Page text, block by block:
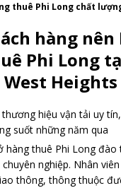
thuê Phi Long chất
hàng nên
Phi Long
Heights
thương hiệu vận tải uy
suốt những năm qua
hàng thuê Phi Long đào
nghiệp. Nhân
thông, thông thuộc